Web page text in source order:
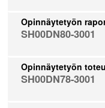
Opinnäytetyön
SH00DN80-3001
Opinnäytetyön
SH00DN78-3001